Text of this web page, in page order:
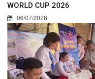
WORLD CUP 2026
06/07/2026